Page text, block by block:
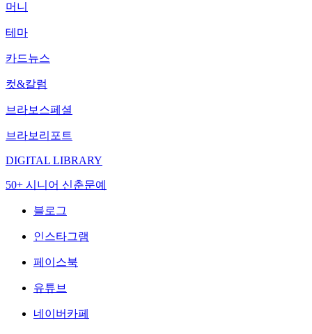
머니
테마
카드뉴스
컷&칼럼
브라보스페셜
브라보리포트
DIGITAL LIBRARY
50+ 시니어 신춘문예
블로그
인스타그램
페이스북
유튜브
네이버카페